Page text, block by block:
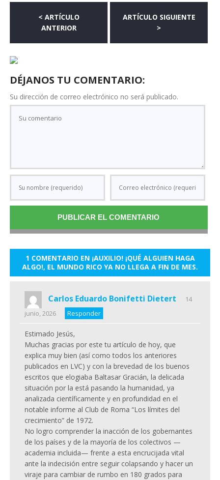
< ARTÍCULO
ANTERIOR
ARTÍCULO SIGUIENTE
>
DÉJANOS TU COMENTARIO:
Su dirección de correo electrónico no será publicado.
1 COMENTARIO EN ¡AUXILIO! ¡QUÉ ALGUIEN HAGA
ALGO!, EL MUNDO RICO YA NO LLEGA A FIN DE MES.
Carlos Eduardo Bonifetti Dietert
14
junio, 2026
Responder
Estimado Jesús,
Muchas gracias por este tu artículo de hoy, que
explica muy bien (así como todos los anteriores
publicados en LVC) y con la brevedad de los buenos
escritos que elogiaba Baltasar Gracián, la delicada
situación por la está pasando la humanidad, ya
analizada científicamente y en profundidad en el
notable informe al Club de Roma “Los límites del
crecimiento” de 1972.
No logro comprender la inacción de los gobernantes
de los países y de la mayoría de los colectivos —
academia incluida— frente a esta encrucijada vital
ante la indecisión entre seguir colapsando y hacer un
viraje para cambiar de rumbo en 180 grados para